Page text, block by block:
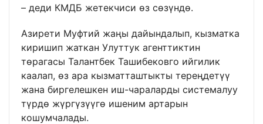
– деди КМДБ жетекчиси өз сөзүндө.
Азирети Муфтий жаңы дайындалып, кызматка
киришип жаткан Улуттук агенттиктин
төрагасы Талантбек Ташибековго ийгилик
каалап, өз ара кызматташтыкты тереңдетүү
жана биргелешкен иш-чараларды системалуу
түрдө жүргүзүүгө ишеним артарын
кошумчалады.